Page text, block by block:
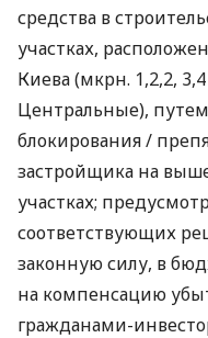
средства в
участках,
Киева (мкрн. 1,2,2,
Центральные),
блокирования /
застройщика на
участках;
соответствующих
законную силу, в
на компенсацию
гражданами-